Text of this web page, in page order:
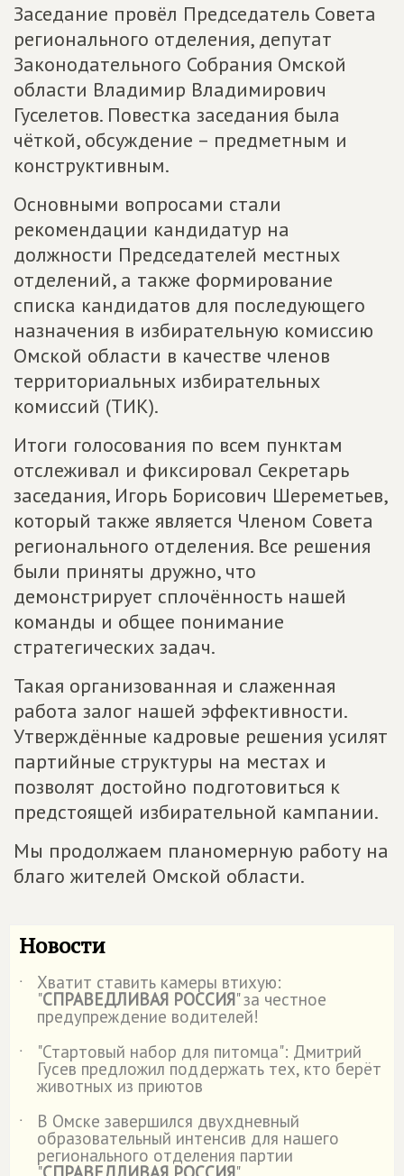
Заседание провёл Председатель Совета
регионального отделения, депутат
Законодательного Собрания Омской
области Владимир Владимирович
Гуселетов. Повестка заседания была
чёткой, обсуждение – предметным и
конструктивным.
Основными вопросами стали
рекомендации кандидатур на
должности Председателей местных
отделений, а также формирование
списка кандидатов для последующего
назначения в избирательную комиссию
Омской области в качестве членов
территориальных избирательных
комиссий (ТИК).
Итоги голосования по всем пунктам
отслеживал и фиксировал Секретарь
заседания, Игорь Борисович Шереметьев,
который также является Членом Совета
регионального отделения. Все решения
были приняты дружно, что
демонстрирует сплочённость нашей
команды и общее понимание
стратегических задач.
Такая организованная и слаженная
работа залог нашей эффективности.
Утверждённые кадровые решения усилят
партийные структуры на местах и
позволят достойно подготовиться к
предстоящей избирательной кампании.
Мы продолжаем планомерную работу на
благо жителей Омской области.
Новости
˙ Хватит ставить камеры втихую:
"СПРАВЕДЛИВАЯ РОССИЯ" за честное
предупреждение водителей!
˙
"Стартовый набор для питомца": Дмитрий
Гусев предложил поддержать тех, кто берёт
животных из приютов
˙
В Омске завершился двухдневный
образовательный интенсив для нашего
регионального отделения партии